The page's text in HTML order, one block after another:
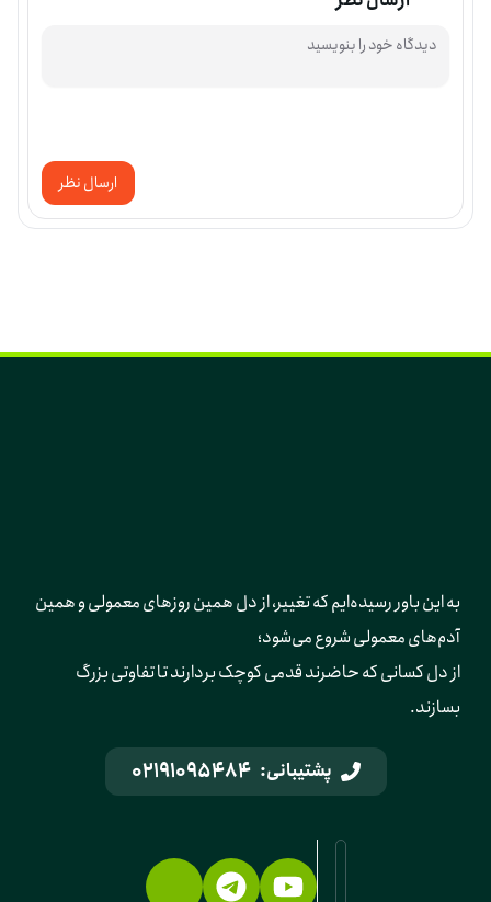
ارسال نظر
به این باور رسیده‌ایم که تغییر، از دل همین روزهای معمولی و همین
آدم‌های معمولی شروع می‌شود؛
از دل کسانی که حاضرند قدمی کوچک بردارند تا تفاوتی بزرگ
بسازند.
پشتیبانی: 02191095484